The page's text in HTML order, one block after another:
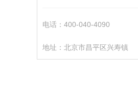
电话：400-040-4090
地址：北京市昌平区兴寿镇